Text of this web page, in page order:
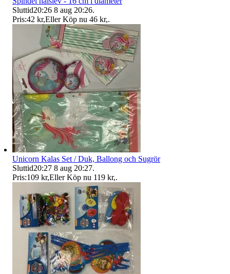
Sluttid20:26 8 aug 20:26.
Pris:42 kr,Eller Köp nu 46 kr,.
Unicorn Kalas Set / Duk, Ballong och Sugrör
Sluttid20:27 8 aug 20:27.
Pris:109 kr,Eller Köp nu 119 kr,.